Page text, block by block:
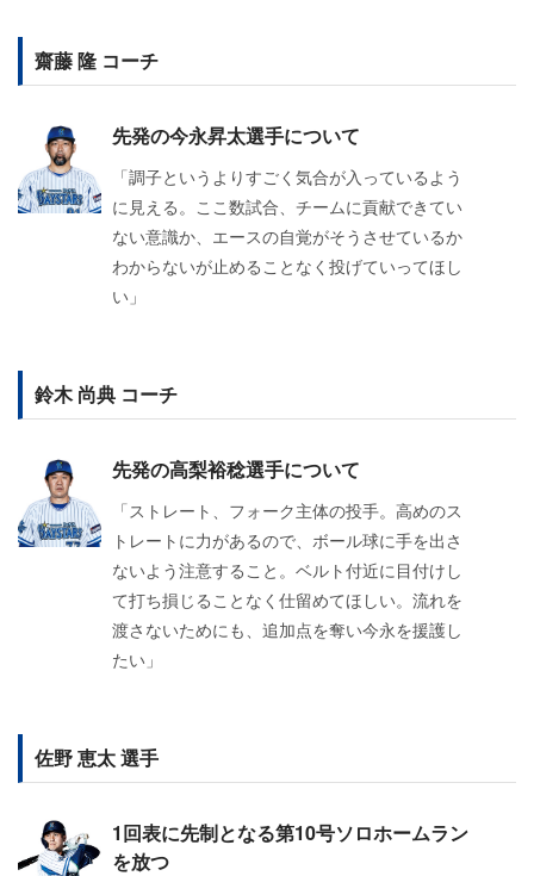
齋藤 隆 コーチ
先発の今永昇太選手について
「調子というよりすごく気合が入っているよう
に見える。ここ数試合、チームに貢献できてい
ない意識か、エースの自覚がそうさせているか
わからないが止めることなく投げていってほし
い」
鈴木 尚典 コーチ
先発の高梨裕稔選手について
「ストレート、フォーク主体の投手。高めのス
トレートに力があるので、ボール球に手を出さ
ないよう注意すること。ベルト付近に目付けし
て打ち損じることなく仕留めてほしい。流れを
渡さないためにも、追加点を奪い今永を援護し
たい」
佐野 恵太 選手
1回表に先制となる第10号ソロホームラン
を放つ